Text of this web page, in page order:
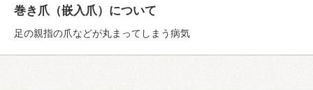
巻き爪（嵌入爪）について
足の親指の爪などが丸まってしまう病気